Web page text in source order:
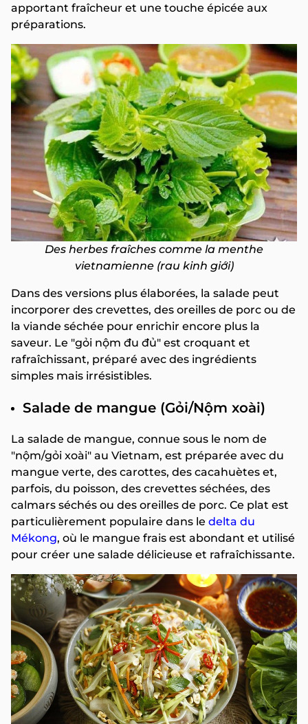
apportant fraîcheur et une touche épicée aux
préparations.
Des herbes fraîches comme la menthe
vietnamienne (rau kinh giới)
Dans des versions plus élaborées, la salade peut
incorporer des crevettes, des oreilles de porc ou de
la viande séchée pour enrichir encore plus la
saveur. Le "gỏi nộm đu đủ" est croquant et
rafraîchissant, préparé avec des ingrédients
simples mais irrésistibles.
Salade de mangue (Gỏi/Nộm xoài)
La salade de mangue, connue sous le nom de
"nộm/gỏi xoài" au Vietnam, est préparée avec du
mangue verte, des carottes, des cacahuètes et,
parfois, du poisson, des crevettes séchées, des
calmars séchés ou des oreilles de porc. Ce plat est
particulièrement populaire dans le delta du
Mékong, où le mangue frais est abondant et utilisé
pour créer une salade délicieuse et rafraîchissante.